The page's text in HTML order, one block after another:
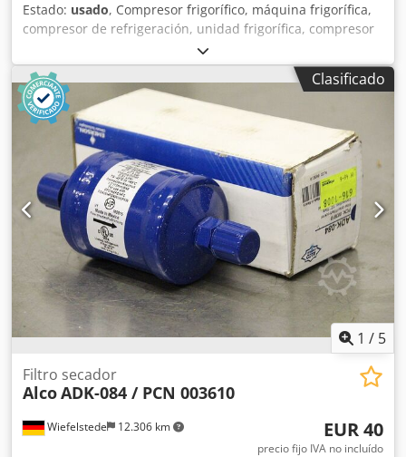
Estado: usado, Compresor frigorífico, máquina frigorífica,
compresor de refrigeración, unidad frigorífica, compresor
de refrigerante, compresor, carcasa del filtro secador,
válvula de cierre, válvula de cierre de esfera, interruptor
de temperatura, termostato, válvula de expansión Dcsdpfx
Adefx Atgoisk -Fabricante: Alco, parte superior de la
válvula termo, sin usar, en embalaje original -Tipo: XB 1019
MW55-1B/PCN 803379 -Rango de funcionamiento: +10 a
-30 °C -Precio: por unidad -Cantidad: 7 unidades -
Dimensiones del paquete: 120/120/160 mm (alto) -Peso: 0,7
kg/unidad
Clasificado
1 / 5
Wiefelstede 12.306 km
Filtro secador
AlcoADK-084 / PCN 003610
EUR 40
precio fijo IVA no incluído